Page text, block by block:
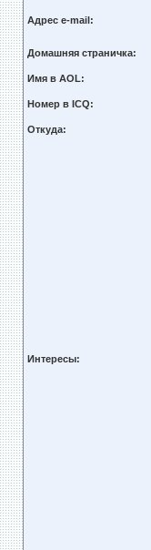
Адрес e-mail:
Домашняя страничка:
Имя в AOL:
Номер в ICQ:
Откуда:
Интересы: